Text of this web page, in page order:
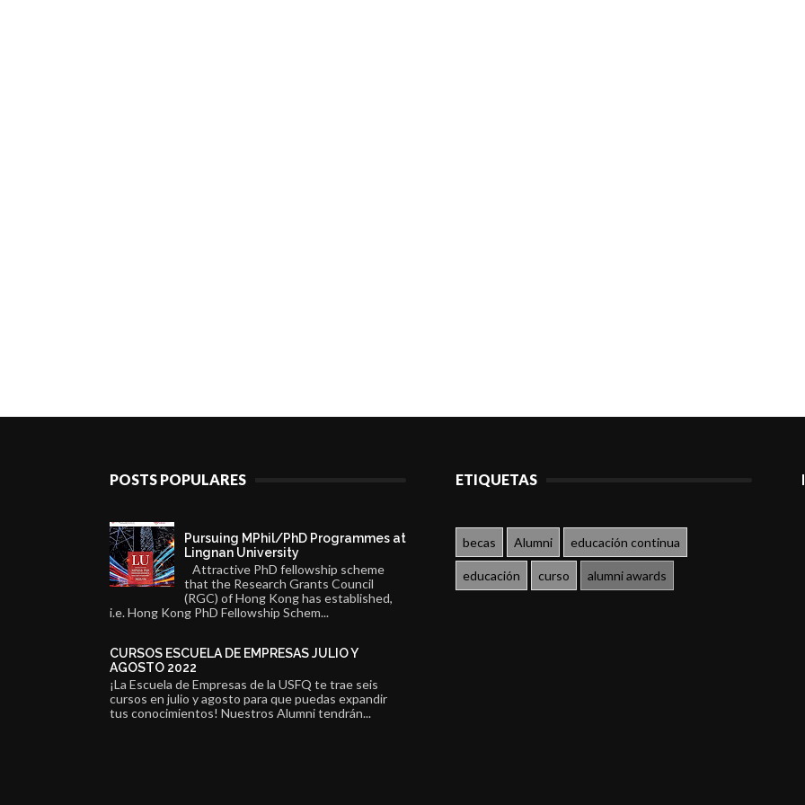
POSTS POPULARES
Pursuing MPhil/PhD Programmes at
Lingnan University
Attractive PhD fellowship scheme
that the Research Grants Council
(RGC) of Hong Kong has established,
i.e. Hong Kong PhD Fellowship Schem...
CURSOS ESCUELA DE EMPRESAS JULIO Y
AGOSTO 2022
¡La Escuela de Empresas de la USFQ te trae seis
cursos en julio y agosto para que puedas expandir
tus conocimientos! Nuestros Alumni tendrán...
ETIQUETAS
becas Alumni educación continua
educación curso alumni awards